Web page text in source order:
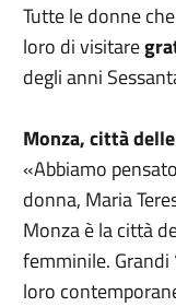
Tutte le donne
loro di visitare
degli anni
Monza, città
«Abbiamo
donna, Maria
Monza è la città
femminile. Grandi
loro